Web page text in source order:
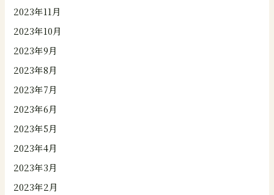
2023年11月
2023年10月
2023年9月
2023年8月
2023年7月
2023年6月
2023年5月
2023年4月
2023年3月
2023年2月